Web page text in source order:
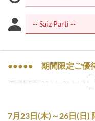
●●●●● 期間限定ご
Tarikh Sah 23 Jul ~ 26 Jul
7月23日(木)～26日(日)